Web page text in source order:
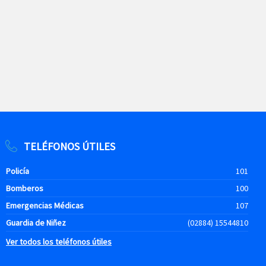
TELÉFONOS ÚTILES
Policía
101
Bomberos
100
Emergencias Médicas
107
Guardia de Niñez
(02884) 15544810
Ver todos los teléfonos útiles